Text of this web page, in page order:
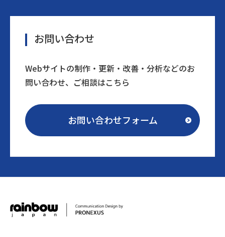
お問い合わせ
Webサイトの制作・更新・改善・分析などのお
問い合わせ、ご相談はこちら
お問い合わせフォーム